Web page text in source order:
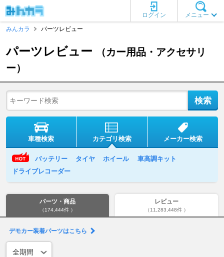
メニュー
ログイン
みんカラ
パーツレビュー
パーツレビュー
（カー用品・アクセサリ
ー）
車種検索 カテゴリ検索 メーカー検索
バッテリー タイヤ ホイール
車高調キット
ドライブレコーダー
パーツ・商品
（174,444件 ）
レビュー
（11,283,448件 ）
デモカー装着パーツはこちら